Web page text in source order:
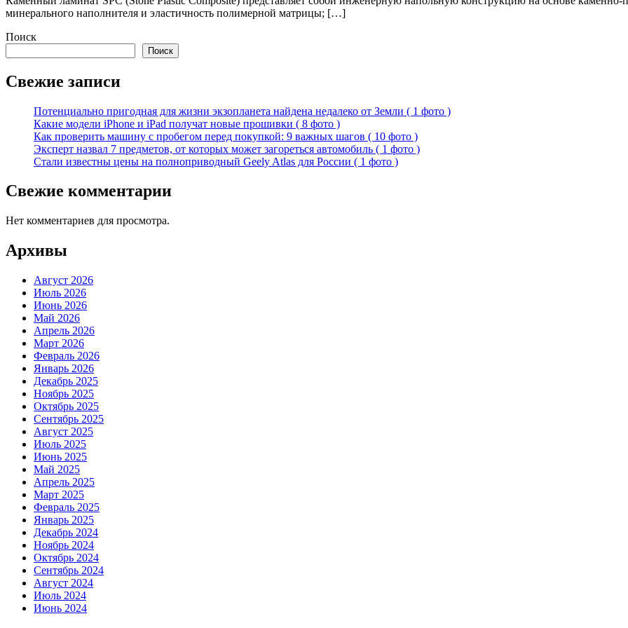
минерального наполнителя и эластичность полимерной матрицы; […]
Поиск
Поиск
Свежие записи
Потенциально пригодная для жизни экзопланета найдена недалеко от Земли ( 1 фото )
Какие модели iPhone и iPad получат новые прошивки ( 8 фото )
Как проверить машину с пробегом перед покупкой: 9 важных шагов ( 10 фото )
Эксперт назвал 7 предметов, от которых может загореться автомобиль ( 1 фото )
Стали известны цены на полноприводный Geely Atlas для России ( 1 фото )
Свежие комментарии
Нет комментариев для просмотра.
Архивы
Август 2026
Июль 2026
Июнь 2026
Май 2026
Апрель 2026
Март 2026
Февраль 2026
Январь 2026
Декабрь 2025
Ноябрь 2025
Октябрь 2025
Сентябрь 2025
Август 2025
Июль 2025
Июнь 2025
Май 2025
Апрель 2025
Март 2025
Февраль 2025
Январь 2025
Декабрь 2024
Ноябрь 2024
Октябрь 2024
Сентябрь 2024
Август 2024
Июль 2024
Июнь 2024